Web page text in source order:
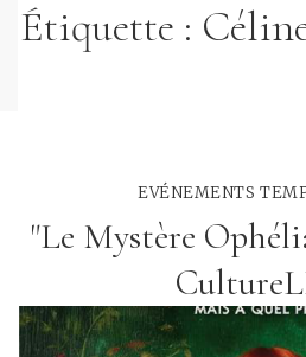
Étiquette :
EVÉNEMENTS
"Le Mystère